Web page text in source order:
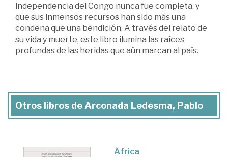
independencia del Congo nunca fue completa, y
que sus inmensos recursos han sido más una
condena que una bendición. A través del relato de
su vida y muerte, este libro ilumina las raíces
profundas de las heridas que aún marcan al país.
Otros libros de Arconada Ledesma, Pablo
África